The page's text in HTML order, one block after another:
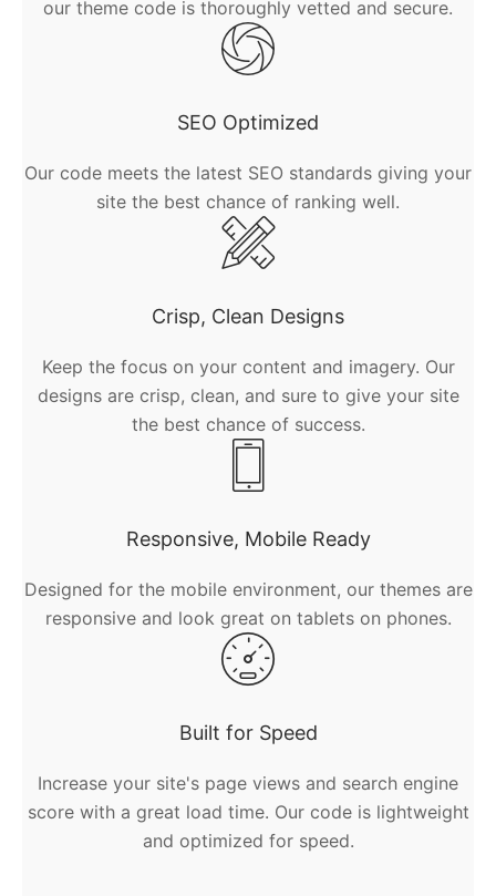
our theme code is thoroughly vetted and secure.
SEO Optimized
Our code meets the latest SEO standards giving your
site the best chance of ranking well.
Crisp, Clean Designs
Keep the focus on your content and imagery. Our
designs are crisp, clean, and sure to give your site
the best chance of success.
Responsive, Mobile Ready
Designed for the mobile environment, our themes are
responsive and look great on tablets on phones.
Built for Speed
Increase your site's page views and search engine
score with a great load time. Our code is lightweight
and optimized for speed.